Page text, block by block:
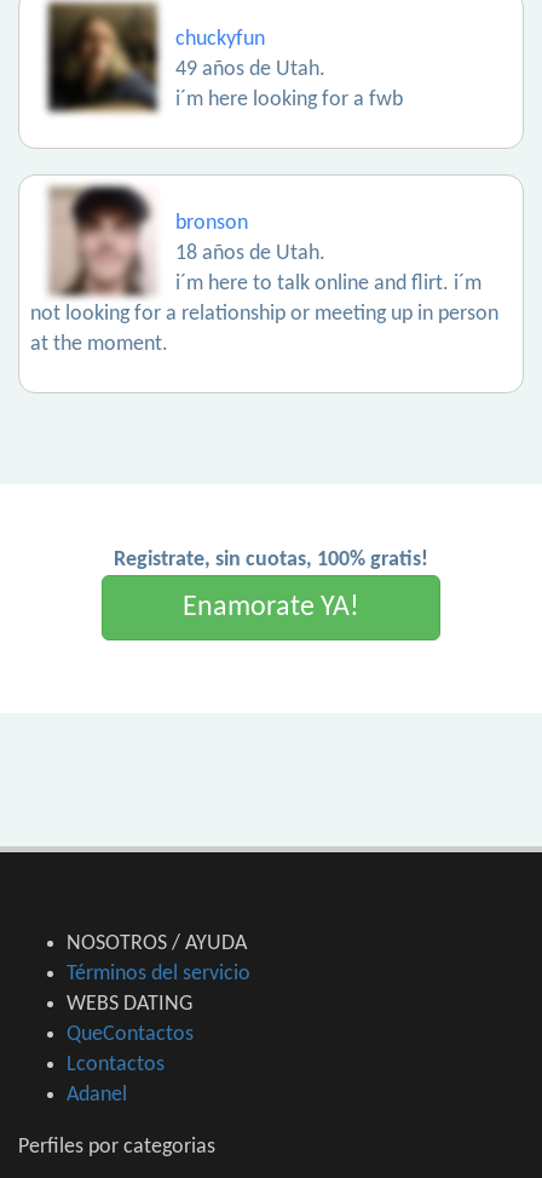
chuckyfun
49 años de Utah.
i´m here looking for a fwb
bronson
18 años de Utah.
i´m here to talk online and flirt. i´m
not looking for a relationship or meeting up in person
at the moment.
Registrate, sin cuotas, 100% gratis!
Enamorate YA!
NOSOTROS / AYUDA
Términos del servicio
WEBS DATING
QueContactos
Lcontactos
Adanel
Perfiles por categorias